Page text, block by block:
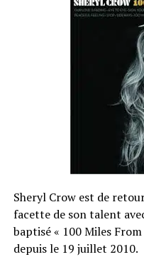
Sheryl Crow est de
facette de son talent
baptisé « 100 Miles
depuis le 19 juillet 2010.